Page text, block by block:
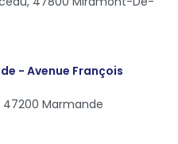
- Avenue François
47200 Marmande